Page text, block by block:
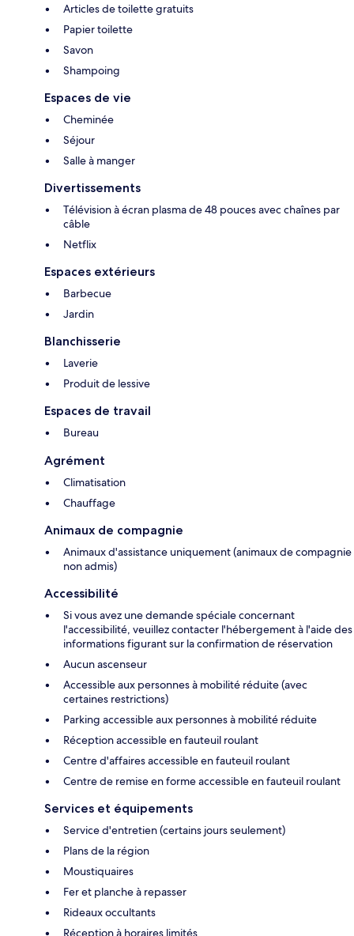
Articles de toilette gratuits
Papier toilette
Savon
Shampoing
Espaces de vie
Cheminée
Séjour
Salle à manger
Divertissements
Télévision à écran plasma de 48 pouces avec chaînes par
câble
Netflix
Espaces extérieurs
Barbecue
Jardin
Blanchisserie
Laverie
Produit de lessive
Espaces de travail
Bureau
Agrément
Climatisation
Chauffage
Animaux de compagnie
Animaux d'assistance uniquement (animaux de compagnie
non admis)
Accessibilité
Si vous avez une demande spéciale concernant
l'accessibilité, veuillez contacter l'hébergement à l'aide des
informations figurant sur la confirmation de réservation
Aucun ascenseur
Accessible aux personnes à mobilité réduite (avec
certaines restrictions)
Parking accessible aux personnes à mobilité réduite
Réception accessible en fauteuil roulant
Centre d'affaires accessible en fauteuil roulant
Centre de remise en forme accessible en fauteuil roulant
Services et équipements
Service d'entretien (certains jours seulement)
Plans de la région
Moustiquaires
Fer et planche à repasser
Rideaux occultants
Réception à horaires limités